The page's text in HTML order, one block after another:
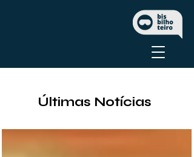
Últimas Notícias